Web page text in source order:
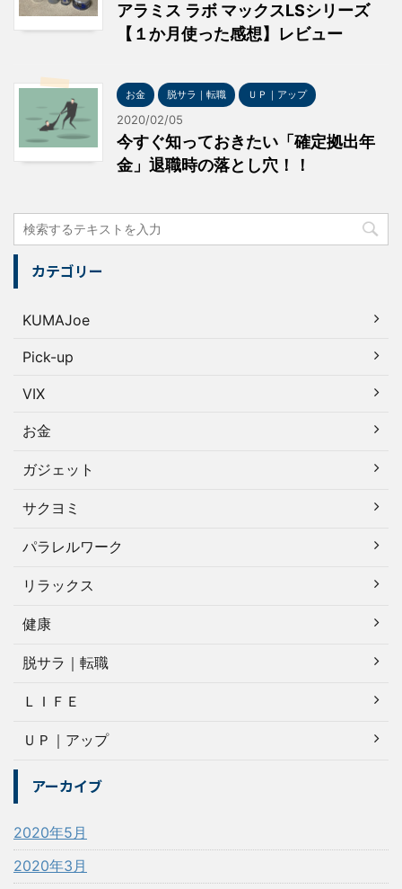
アラミス ラボ マックスLSシリーズ
【１か月使った感想】レビュー
お金 脱サラ｜転職 ＵＰ｜アップ
2020/02/05
今すぐ知っておきたい「確定拠出年
金」退職時の落とし穴！！
カテゴリー
KUMAJoe
Pick-up
VIX
お金
ガジェット
サクヨミ
パラレルワーク
リラックス
健康
脱サラ｜転職
ＬＩＦＥ
ＵＰ｜アップ
アーカイブ
2020年5月
2020年3月